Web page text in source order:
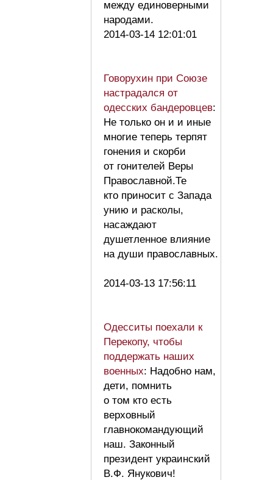
между единоверными
народами.
2014-03-14 12:01:01
Говорухин при Союзе
настрадался от
одесских бандеровцев:
Не только он и и иные
многие теперь терпят
гонения и скорби
от гонителей Веры
Православной.Те
кто приносит с Запада
унию и расколы,
насаждают
душетленное влияние
на души православных.
2014-03-13 17:56:11
Одесситы поехали к
Перекопу, чтобы
поддержать наших
военных: Надобно нам,
дети, помнить
о том кто есть
верховный
главнокомандующий
наш. Законный
президент украинский
В.Ф. Янукович!